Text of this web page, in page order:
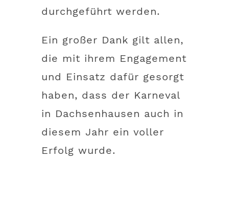
durchgeführt werden.
Ein großer Dank gilt allen,
die mit ihrem Engagement
und Einsatz dafür gesorgt
haben, dass der Karneval
in Dachsenhausen auch in
diesem Jahr ein voller
Erfolg wurde.